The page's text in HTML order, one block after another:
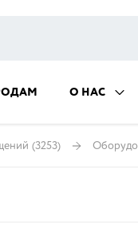
О НАС
(3253)